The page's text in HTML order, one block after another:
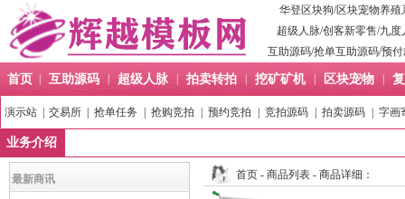
华登区块狗/区块宠物养殖
超级人脉/创客新零售/九度
互助源码/抢单互助源码/预
首页 互助源码 超级人脉 拍卖转拍 挖矿矿机 区块宠物
演示站 交易所 抢单任务 抢购竞拍 预约竞拍 竞拍源码 拍卖源码 字画
业务介绍
最新商讯 首页 - 商品列表 - 商品详细：